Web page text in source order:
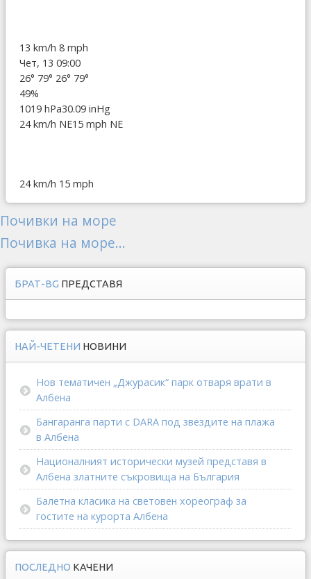
13 km/h 8 mph
Чет, 13 09:00
26° 79° 26° 79°
49%
1019 hPa30.09 inHg
24 km/h NE15 mph NE
24 km/h 15 mph
Почивки на море
Почивка на море...
БРАТ-BG ПРЕДСТАВЯ
НАЙ-ЧЕТЕНИ НОВИНИ
Нов тематичен „Джурасик“ парк отваря врати в
Албена
Бангаранга парти с DARA под звездите на плажа
в Албена
Националният исторически музей представя в
Албена златните съкровища на България
Балетна класика на световен хореограф за
гостите на курорта Албена
ПОСЛЕДНО КАЧЕНИ